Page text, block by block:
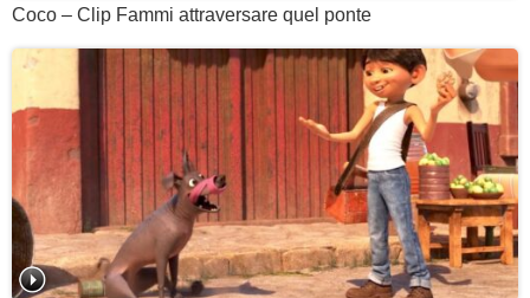
Coco – Clip Fammi attraversare quel ponte